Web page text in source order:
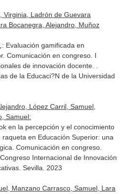
Virginia, Ladrón de Guevara
Bocanegra, Alejandro, Muñoz
Evaluación gamificada en
Comunicación en congreso. I
de innovación docente. .
de la Educaci?N de la Universidad
López Carril, Samuel,
Samuel:
en la percepción y el conocimiento
en Educación Superior: una
Comunicación en congreso.
Internacional de Innovación
Sevilla. 2023
Manzano Carrasco, Samuel, Lara